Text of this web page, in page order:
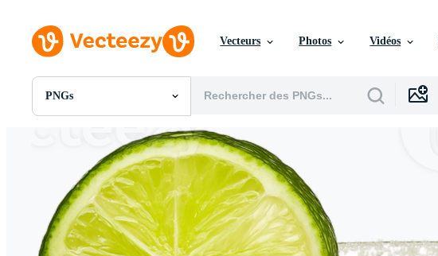
Vecteurs Photos Vidéos
PNGs
Toutes Images
PSDs
SVGs
Modèles
Vecteurs
Vidéos
Motion graphics